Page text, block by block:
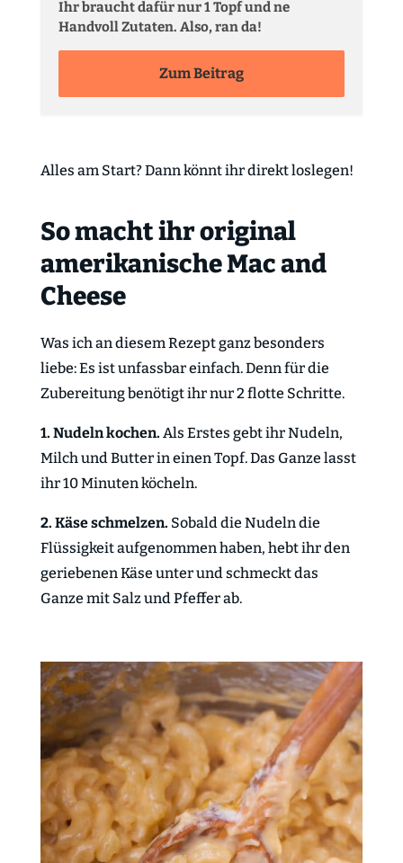
Ihr braucht dafür nur 1 Topf und ne
Handvoll Zutaten. Also, ran da!
Zum Beitrag
Alles am Start? Dann könnt ihr direkt loslegen!
So macht ihr original
amerikanische Mac and
Cheese
Was ich an diesem Rezept ganz besonders
liebe: Es ist unfassbar einfach. Denn für die
Zubereitung benötigt ihr nur 2 flotte Schritte.
1. Nudeln kochen. Als Erstes gebt ihr Nudeln,
Milch und Butter in einen Topf. Das Ganze lasst
ihr 10 Minuten köcheln.
2. Käse schmelzen. Sobald die Nudeln die
Flüssigkeit aufgenommen haben, hebt ihr den
geriebenen Käse unter und schmeckt das
Ganze mit Salz und Pfeffer ab.